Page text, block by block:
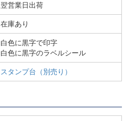
翌営業日出荷
在庫あり
白色に黒字で印字
白色に黒字のラベルシール
スタンプ台（別売り）